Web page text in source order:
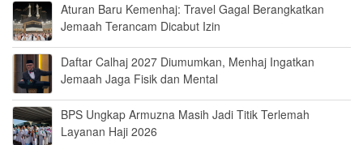
Aturan Baru Kemenhaj: Travel Gagal Berangkatkan
Jemaah Terancam Dicabut Izin
Daftar Calhaj 2027 Diumumkan, Menhaj Ingatkan
Jemaah Jaga Fisik dan Mental
BPS Ungkap Armuzna Masih Jadi Titik Terlemah
Layanan Haji 2026